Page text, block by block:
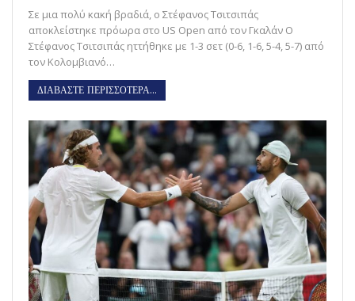
Σε μια πολύ κακή βραδιά, ο Στέφανος Τσιτσιπάς
αποκλείστηκε πρόωρα στο US Open από τον Γκαλάν O
Στέφανος Τσιτσιπάς ηττήθηκε με 1-3 σετ (0-6, 1-6, 5-4, 5-7) από
τον Κολομβιανό…
ΔΙΑΒΑΣΤΕ ΠΕΡΙΣΣΟΤΕΡΑ...